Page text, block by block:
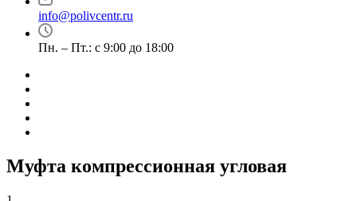
info@polivcentr.ru
Пн. – Пт.: с 9:00 до 18:00
Муфта компрессионная угловая